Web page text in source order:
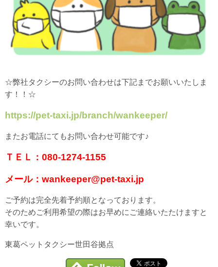
☆弊社タクシーのお問い合わせは下記までお願いいたしま
す！！☆
https://pet-taxi.jp/branch/wankeeper/
またお電話にてもお問い合わせ可能です♪
ＴＥＬ：080-1274-1155
メール：wankeeper@pet-taxi.jp
ご予約は完全先着予約順となっております。
そのためご利用希望の際はお早めにご連絡いたたけますと
幸いです。
東葛ペットタクシー世田谷拠点